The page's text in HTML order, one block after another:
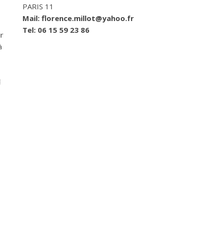
PARIS 11
Mail: florence.millot@yahoo.fr
Tel: 06 15 59 23 86